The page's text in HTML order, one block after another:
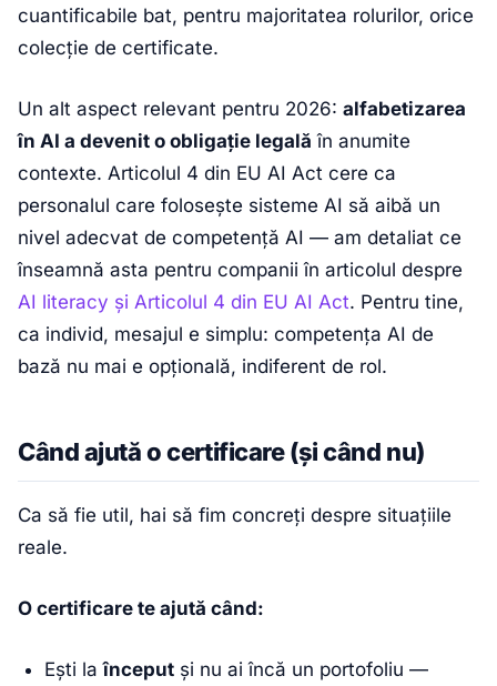
cuantificabile bat, pentru majoritatea rolurilor, orice
colecție de certificate.
Un alt aspect relevant pentru 2026: alfabetizarea
în AI a devenit o obligație legală în anumite
contexte. Articolul 4 din EU AI Act cere ca
personalul care folosește sisteme AI să aibă un
nivel adecvat de competență AI — am detaliat ce
înseamnă asta pentru companii în articolul despre
AI literacy și Articolul 4 din EU AI Act. Pentru tine,
ca individ, mesajul e simplu: competența AI de
bază nu mai e opțională, indiferent de rol.
Când ajută o certificare (și când nu)
Ca să fie util, hai să fim concreți despre situațiile
reale.
O certificare te ajută când:
Ești laînceput și nu ai încă un portofoliu —